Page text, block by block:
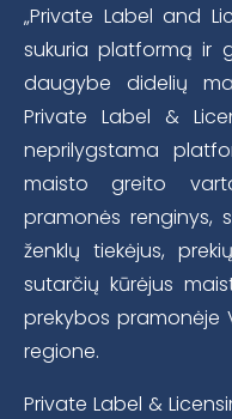
„Private Label and
sukuria platformą ir
daugybe didelių
Private Label &
neprilygstama
maisto greito
pramonės renginys,
ženklų tiekėjus,
sutarčių kūrėjus
prekybos pramonėje
regione.
Private Label &